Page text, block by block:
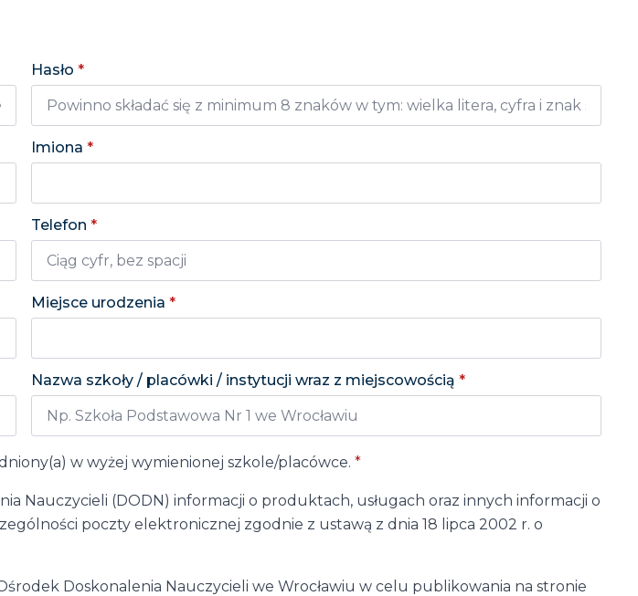
Hasło *
Imiona *
Telefon *
Miejsce urodzenia *
Nazwa szkoły / placówki / instytucji wraz z miejscowością *
w wyżej wymienionej szkole/placówce. *
Nauczycieli (DODN) informacji o produktach, usługach oraz innych informacji o
poczty elektronicznej zgodnie z ustawą z dnia 18 lipca 2002 r. o
Doskonalenia Nauczycieli we Wrocławiu w celu publikowania na stronie